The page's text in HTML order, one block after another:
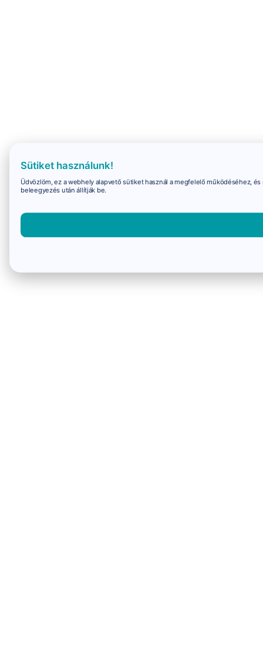
Sütiket használunk!
Üdvözlöm, ez a webhely alapvető sütiket használ a megfelelő működéséhez,
beleegyezés után állítják be.